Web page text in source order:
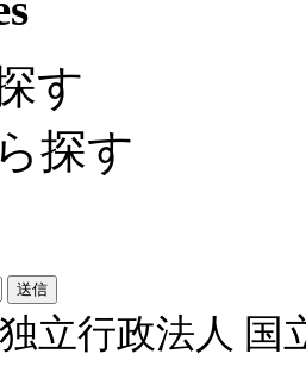
す
探す
立行政法人 国